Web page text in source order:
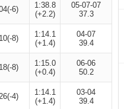
6)
1:38.8
(+2.2)
05-07-07
37.3
8)
1:14.1
(+1.4)
04-07
39.4
8)
1:15.0
(+0.4)
06-06
50.2
4)
1:14.1
(+1.4)
03-04
39.4